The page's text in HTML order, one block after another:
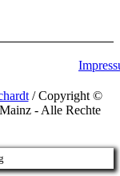
/ Copyright ©
- Alle Rechte